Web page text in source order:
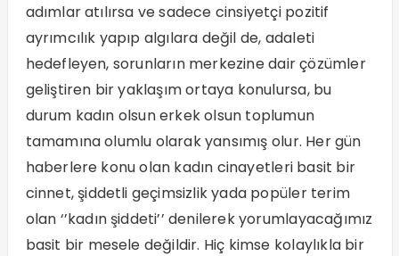
adımlar atılırsa ve sadece cinsiyetçi pozitif
ayrımcılık yapıp algılara değil de, adaleti
hedefleyen, sorunların merkezine dair çözümler
geliştiren bir yaklaşım ortaya konulursa, bu
durum kadın olsun erkek olsun toplumun
tamamına olumlu olarak yansımış olur. Her gün
haberlere konu olan kadın cinayetleri basit bir
cinnet, şiddetli geçimsizlik yada popüler terim
olan ‘’kadın şiddeti’’ denilerek yorumlayacağımız
basit bir mesele değildir. Hiç kimse kolaylıkla bir